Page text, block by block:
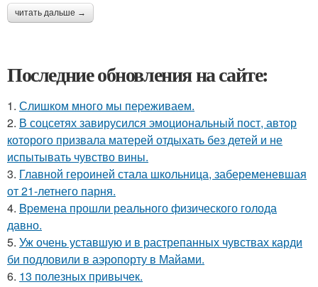
читать дальше →
Последние обновления на сайте:
1. Слишком много мы пеpеживаем.
2. В соцсетях завирусился эмоциональный пост, автор
которого призвала матерей отдыхать без детей и не
испытывать чувство вины.
3. Главной героиней стала школьница, забеременевшая
от 21-летнего парня.
4. Bpeмена прошли реального физического голода
давно.
5. Уж очень уставшую и в растрепанных чувствах карди
би подловили в аэропорту в Майами.
6. 13 полезных привычек.